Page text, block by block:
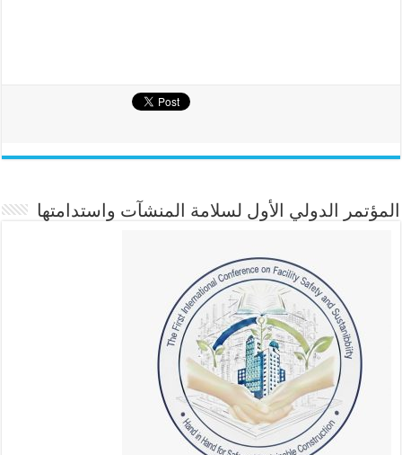
المؤتمر الدولي الأول لسلامة المنشآت واستدامتها